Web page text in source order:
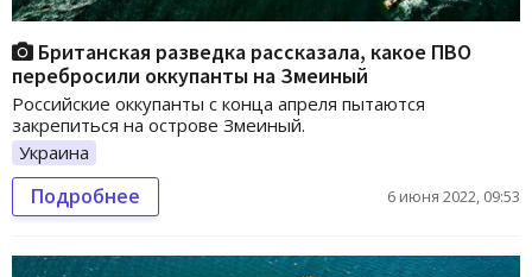
Британская разведка рассказала, какое ПВО
перебросили оккупанты на Змеиный
Российские оккупанты с конца апреля пытаются
закрепиться на острове Змеиный.
Украина
Подробнее 6 июня 2022, 09:53